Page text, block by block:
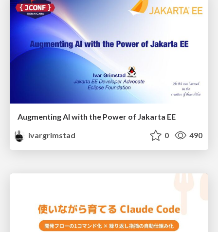
Augmenting AI with the Power of Jakarta EE
ivargrimstad
0 490